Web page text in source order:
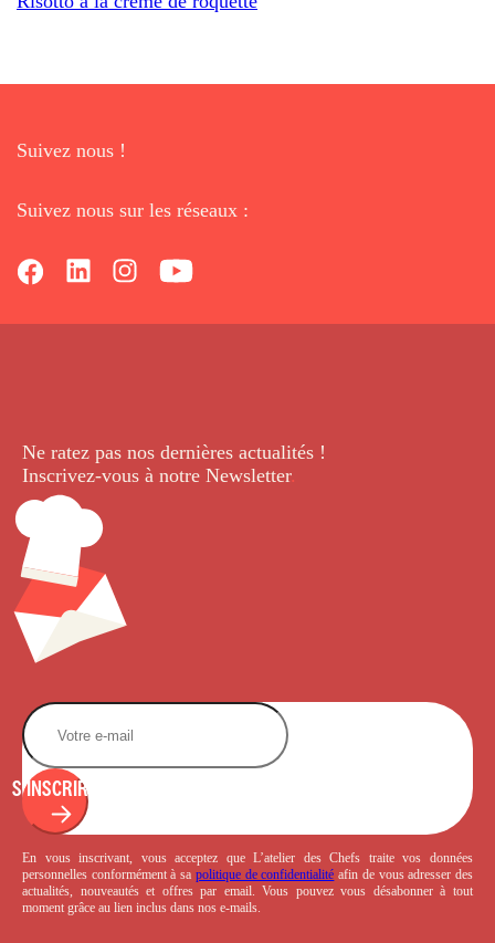
Suivez nous !
Suivez nous sur les réseaux :
Ne ratez pas nos dernières actualités !
Inscrivez-vous à notre Newsletter.
S'INSCRIRE
En vous inscrivant, vous acceptez que L’atelier des Chefs traite vos données
personnelles conformément à sa politique de confidentialité afin de vous adresser des
actualités, nouveautés et offres par email. Vous pouvez vous désabonner à tout
moment grâce au lien inclus dans nos e-mails.